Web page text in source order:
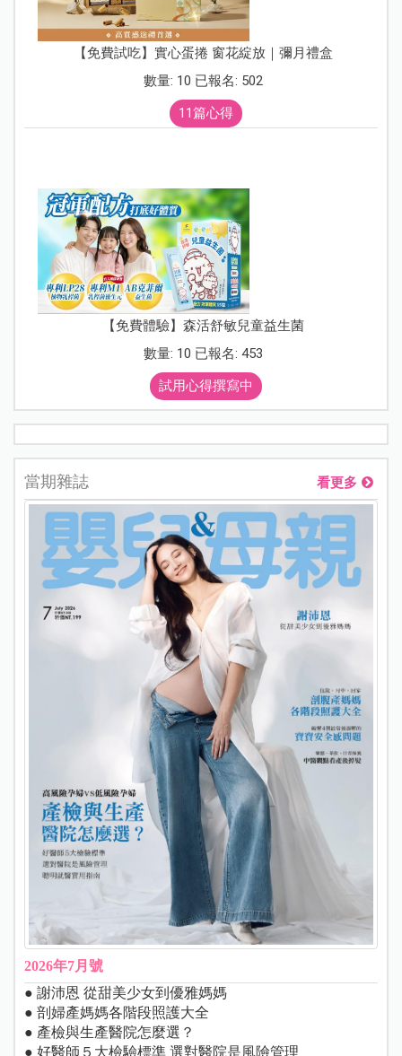
【免費試吃】實心蛋捲 窗花綻放｜彌月禮盒
數量: 10 已報名: 502
11篇心得
【免費體驗】森活舒敏兒童益生菌
數量: 10 已報名: 453
試用心得撰寫中
當期雜誌 看更多
2026年7月號
● 謝沛恩 從甜美少女到優雅媽媽
● 剖婦產媽媽各階段照護大全
● 產檢與生產醫院怎麼選？
● 好醫師５大檢驗標準 選對醫院是風險管理